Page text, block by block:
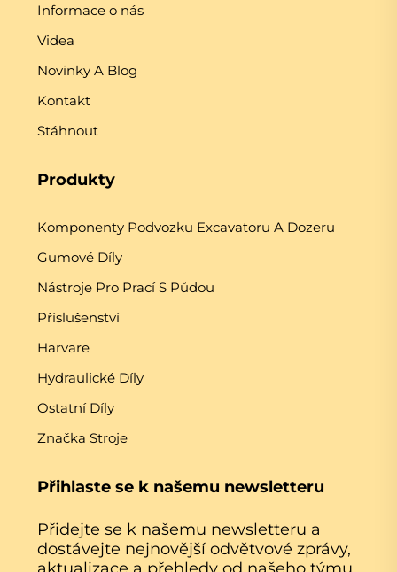
Informace o nás
Videa
Novinky A Blog
Kontakt
Stáhnout
Produkty
Komponenty Podvozku Excavatoru A Dozeru
Gumové Díly
Nástroje Pro Prací S Půdou
Příslušenství
Harvare
Hydraulické Díly
Ostatní Díly
Značka Stroje
Přihlaste se k našemu newsletteru
Přidejte se k našemu newsletteru a
dostávejte nejnovější odvětvové zprávy,